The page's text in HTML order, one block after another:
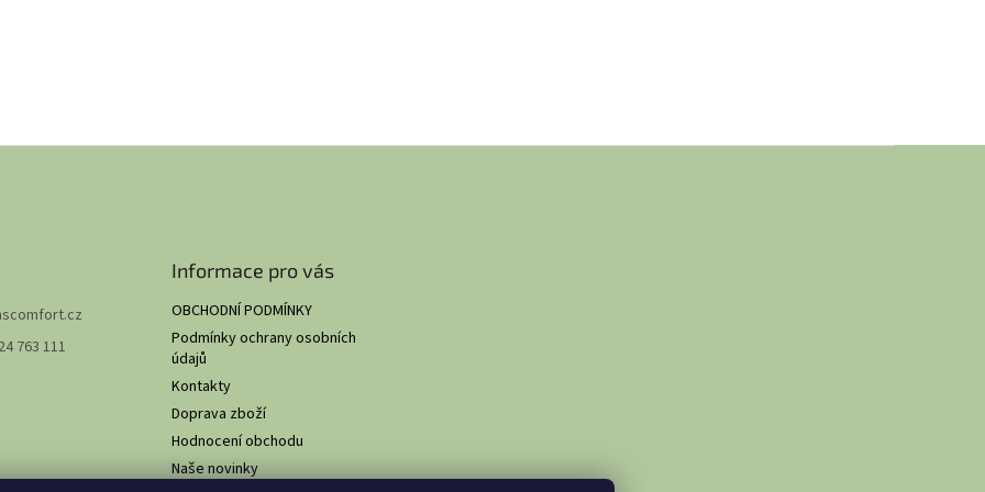
763 111
Informace pro vás
OBCHODNÍ PODMÍNKY
Podmínky ochrany osobních
údajů
Kontakty
Doprava zboží
Hodnocení obchodu
Naše novinky